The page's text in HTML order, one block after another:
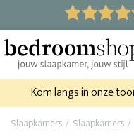
Kom langs in onze
Slaapkamers Slaapkamers